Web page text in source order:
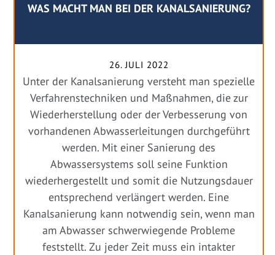
WAS MACHT MAN BEI DER KANALSANIERUNG?
26. JULI 2022
Unter der Kanalsanierung versteht man spezielle
Verfahrenstechniken und Maßnahmen, die zur
Wiederherstellung oder der Verbesserung von
vorhandenen Abwasserleitungen durchgeführt
werden. Mit einer Sanierung des
Abwassersystems soll seine Funktion
wiederhergestellt und somit die Nutzungsdauer
entsprechend verlängert werden. Eine
Kanalsanierung kann notwendig sein, wenn man
am Abwasser schwerwiegende Probleme
feststellt. Zu jeder Zeit muss ein intakter